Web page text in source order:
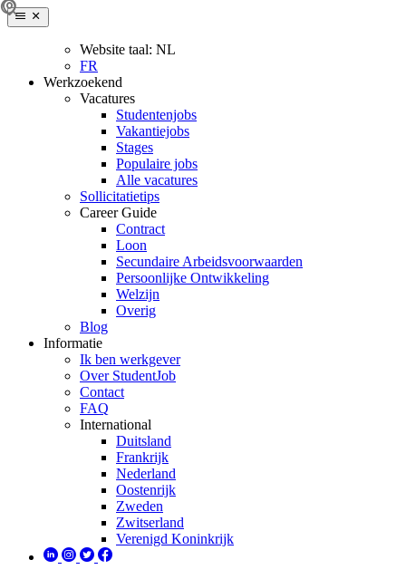
Website taal: NL
FR
Werkzoekend
Vacatures
Studentenjobs
Vakantiejobs
Stages
Populaire jobs
Alle vacatures
Sollicitatietips
Career Guide
Contract
Loon
Secundaire Arbeidsvoorwaarden
Persoonlijke Ontwikkeling
Welzijn
Overig
Blog
Informatie
Ik ben werkgever
Over StudentJob
Contact
FAQ
International
Duitsland
Frankrijk
Nederland
Oostenrijk
Zweden
Zwitserland
Verenigd Koninkrijk